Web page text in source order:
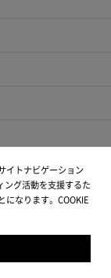
Reserved.
イトナビゲーション
ング活動を支援するた
になります。COOKIE